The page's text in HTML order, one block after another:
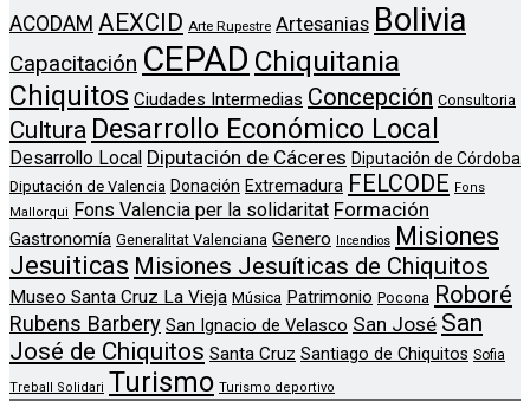
ACODAM AEXCID Arte Rupestre Artesanias Bolivia
Capacitación CEPAD Chiquitania
Chiquitos Ciudades Intermedias Concepción Consultoria
Cultura Desarrollo Económico Local
Desarrollo Local Diputación de Cáceres Diputación de Córdoba
Diputación de Valencia Donación Extremadura FELCODE Fons
Mallorqui
Fons Valencia per la solidaritat Formación
Gastronomía Generalitat Valenciana Genero Incendios
Misiones
Jesuiticas Misiones Jesuíticas de Chiquitos
Museo Santa Cruz La Vieja Música Patrimonio Pocona Roboré
Rubens Barbery San Ignacio de Velasco San José San
José de Chiquitos Santa Cruz Santiago de Chiquitos Sofia
Treball Solidari Turismo Turismo deportivo